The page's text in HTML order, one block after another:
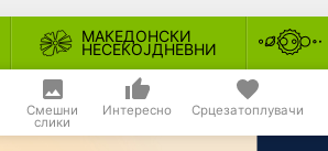
МАКЕДОНСКИ
НЕСЕКОЈДНЕВНИ
Смешни
слики
Интересно Срцезатоплувачи